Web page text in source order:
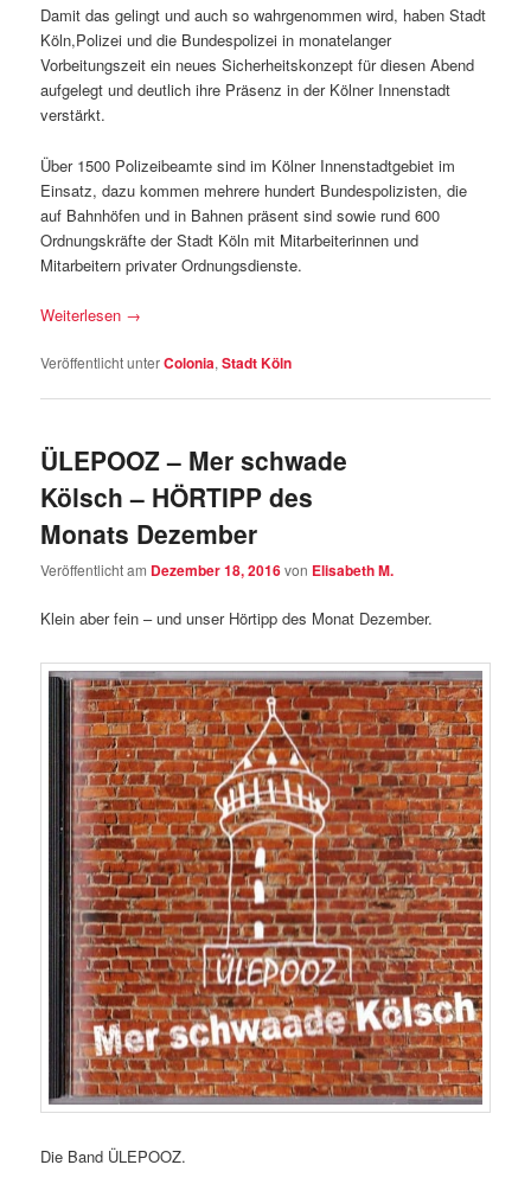
Damit das gelingt und auch so wahrgenommen wird, haben Stadt
Köln,Polizei und die Bundespolizei in monatelanger
Vorbeitungszeit ein neues Sicherheitskonzept für diesen Abend
aufgelegt und deutlich ihre Präsenz in der Kölner Innenstadt
verstärkt.
Über 1500 Polizeibeamte sind im Kölner Innenstadtgebiet im
Einsatz, dazu kommen mehrere hundert Bundespolizisten, die
auf Bahnhöfen und in Bahnen präsent sind sowie rund 600
Ordnungskräfte der Stadt Köln mit Mitarbeiterinnen und
Mitarbeitern privater Ordnungsdienste.
Weiterlesen →
Veröffentlicht unterColonia,Stadt Köln
ÜLEPOOZ – Mer schwade
Kölsch – HÖRTIPP des
Monats Dezember
Veröffentlicht am Dezember 18, 2016von Elisabeth M.
Klein aber fein – und unser Hörtipp des Monat Dezember.
Die Band ÜLEPOOZ.